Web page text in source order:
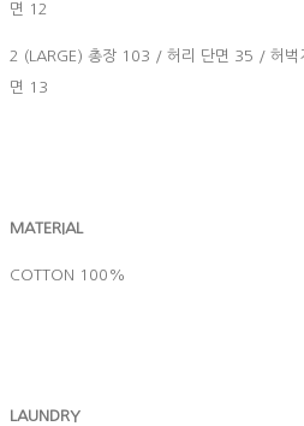
면 12
2 (LARGE) 총장 103 / 허리 단면 35 / 허
면 13
MATERIAL
COTTON 100%
LAUNDRY